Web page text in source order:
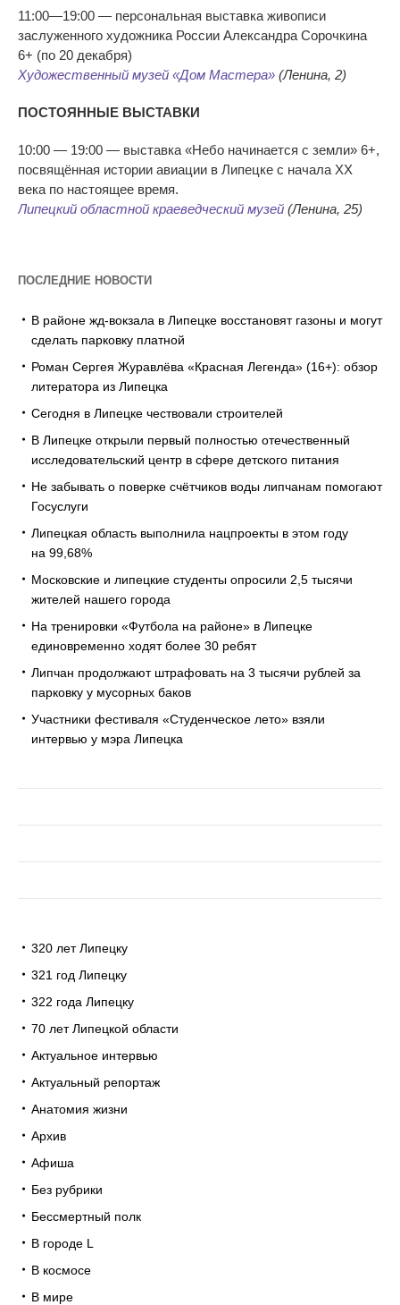
11:00—19:00 — персональная выставка живописи
заслуженного художника России Александра Сорочкина
6+ (по 20 декабря)
Художественный музей «Дом Мастера» (Ленина, 2)
ПОСТОЯННЫЕ ВЫСТАВКИ
10:00 — 19:00 — выставка «Небо начинается с земли» 6+,
посвящённая истории авиации в Липецке с начала ХХ
века по настоящее время.
Липецкий областной краеведческий музей (Ленина, 25)
ПОСЛЕДНИЕ НОВОСТИ
В районе жд-вокзала в Липецке восстановят газоны и могут
сделать парковку платной
Роман Сергея Журавлёва «Красная Легенда» (16+): обзор
литератора из Липецка
Сегодня в Липецке чествовали строителей
В Липецке открыли первый полностью отечественный
исследовательский центр в сфере детского питания
Не забывать о поверке счётчиков воды липчанам помогают
Госуслуги
Липецкая область выполнила нацпроекты в этом году
на 99,68%
Московские и липецкие студенты опросили 2,5 тысячи
жителей нашего города
На тренировки «Футбола на районе» в Липецке
единовременно ходят более 30 ребят
Липчан продолжают штрафовать на 3 тысячи рублей за
парковку у мусорных баков
Участники фестиваля «Студенческое лето» взяли
интервью у мэра Липецка
320 лет Липецку
321 год Липецку
322 года Липецку
70 лет Липецкой области
Актуальное интервью
Актуальный репортаж
Анатомия жизни
Архив
Афиша
Без рубрики
Бессмертный полк
В городе L
В космосе
В мире